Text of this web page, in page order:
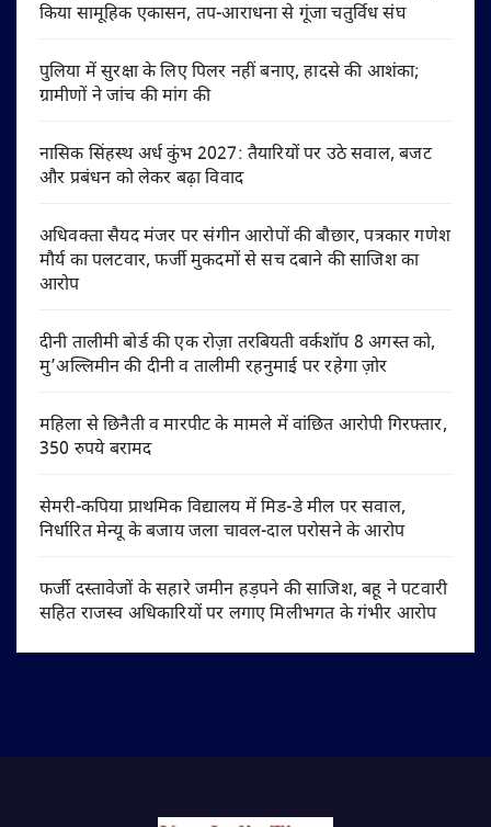
किया सामूहिक एकासन, तप-आराधना से गूंजा चतुर्विध संघ
पुलिया में सुरक्षा के लिए पिलर नहीं बनाए, हादसे की आशंका;
ग्रामीणों ने जांच की मांग की
नासिक सिंहस्थ अर्ध कुंभ 2027: तैयारियों पर उठे सवाल, बजट
और प्रबंधन को लेकर बढ़ा विवाद
अधिवक्ता सैयद मंजर पर संगीन आरोपों की बौछार, पत्रकार गणेश
मौर्य का पलटवार, फर्जी मुकदमों से सच दबाने की साजिश का
आरोप
दीनी तालीमी बोर्ड की एक रोज़ा तरबियती वर्कशॉप 8 अगस्त को,
मु’अल्लिमीन की दीनी व तालीमी रहनुमाई पर रहेगा ज़ोर
महिला से छिनैती व मारपीट के मामले में वांछित आरोपी गिरफ्तार,
350 रुपये बरामद
सेमरी-कपिया प्राथमिक विद्यालय में मिड-डे मील पर सवाल,
निर्धारित मेन्यू के बजाय जला चावल-दाल परोसने के आरोप
फर्जी दस्तावेजों के सहारे जमीन हड़पने की साजिश, बहू ने पटवारी
सहित राजस्व अधिकारियों पर लगाए मिलीभगत के गंभीर आरोप